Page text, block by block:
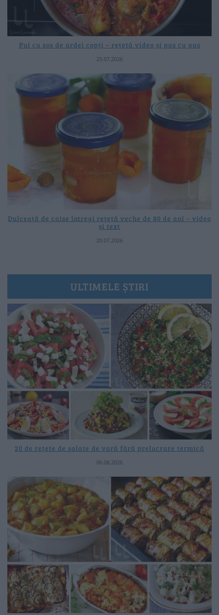
Pui cu sos de ardei copți – rețetă video și pas cu pas
25.07.2026
Dulceață de caise întregi rețetă veche de 80 de ani – video
și text
20.07.2026
ULTIMELE ȘTIRI
20 de rețete de salate de vară fără prelucrare termică
06.08.2026